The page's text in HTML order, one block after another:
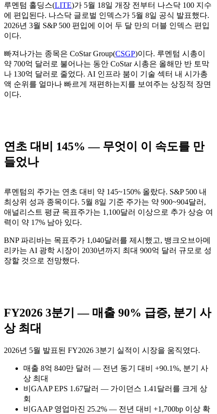
루멘텀 홀딩스(LITE)가 5월 18일 개장 전부터 나스닥 100 지수
에 편입된다. 나스닥 글로벌 인덱스가 5월 8일 공식 발표했다.
2026년 3월 S&P 500 편입에 이어 두 달 만의 더블 인덱스 편입
이다.
빠져나가는 종목은 CoStar Group(CSGP)이다. 루멘텀 시총이
약 700억 달러로 불어나는 동안 CoStar 시총은 올해만 반 토막
나 130억 달러로 줄었다. AI 인프라 붐이 기술 섹터 내 시가총
액 순위를 얼마나 빠르게 재편하는지를 보여주는 상징적 장면
이다.
연초 대비 145% — 무엇이 이 속도를 만
들었나
루멘텀의 주가는 연초 대비 약 145~150% 올랐다. S&P 500 내
최상위 성과 종목이다. 5월 8일 기준 주가는 약 900~904달러,
애널리스트 평균 목표주가는 1,100달러 이상으로 추가 상승 여
력이 약 17% 남아 있다.
BNP 파리바는 목표주가 1,040달러를 제시했고, 뱅크오브아메
리카는 AI 광학 시장이 2030년까지 최대 900억 달러 규모로 성
장할 것으로 전망했다.
FY2026 3분기 — 매출 90% 급증, 분기 사
상 최대
2026년 5월 발표된 FY2026 3분기 실적이 시장을 움직였다.
매출 8억 840만 달러 — 전년 동기 대비 +90.1%, 분기 사
상 최대
비GAAP EPS 1.67달러 — 가이던스 1.41달러를 크게 상
회
비GAAP 영업마진 25.2% — 전년 대비 +1,700bp 이상 확